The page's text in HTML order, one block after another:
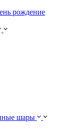
рождение
шары